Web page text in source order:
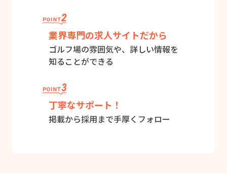
業界専門の求人サイトだから
ゴルフ場の雰囲気や、詳しい情報を
知ることができる
丁寧なサポート！
掲載から採用まで手厚くフォロー